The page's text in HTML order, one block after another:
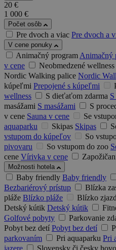
20 €
1 000 €
Počet osôb
Pre dvoch a viac Pre dvoch a
V cene ponuky
Animačný programAnimačný
v cene
Neobmedzené wellness
Nordic Walking palice Nordic
kúpeľmi Prepojené s kúpeľmi
wellness
S dieťaťom zdarma
masážami S masážami S
v cene Sauna v cene Se
aquaparku
Skipas Skipas
vstupom do kúpeľov
So
pivovaru
So vstupom do zoo
cene Vírivka v cene
Možnosti hotela
Baby friendly Baby friendly
Bezbariérový prístup
Blízka
pláže Blízko pláže Blízko
Detský kútik Detský kútik
Golfové pobyty
Parkovanie
Pobyt bez detí Pobyt bez detí
parkovaním
Pri aquaparku Pri